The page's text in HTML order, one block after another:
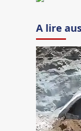
A lire